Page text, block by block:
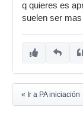
q quieres es
suelen ser
« Ir a PA iniciación